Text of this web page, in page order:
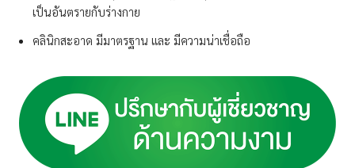
เป็นอันตรายกับร่างกาย
คลินิกสะอาด มีมาตรฐาน และ มีความน่าเชื่อถือ